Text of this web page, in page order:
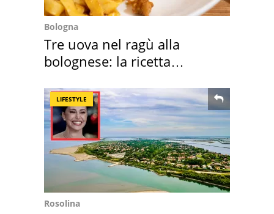
Bologna
Tre uova nel ragù alla
bolognese: la ricetta
LIFESTYLE
Rosolina